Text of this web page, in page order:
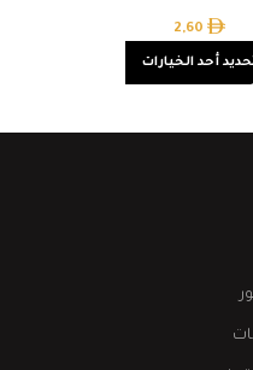
2,60
أحد الخيارات